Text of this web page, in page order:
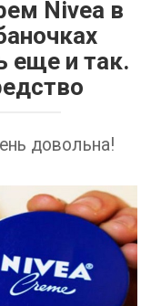
Nivea в
еще и так.
довольна!